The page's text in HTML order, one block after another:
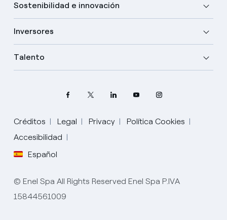
Sostenibilidad e innovación
Inversores
Talento
Créditos Legal Privacy
Política Cookies
Accesibilidad
Español
Inglés
Español
Portugués
© Enel Spa All Rights Reserved Enel Spa P.IVA
15844561009